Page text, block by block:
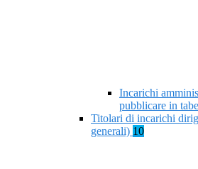
Incarichi
pubblicare in
Titolari di incarichi
generali) 10